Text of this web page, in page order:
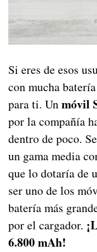
Si eres de esos
con mucha
para ti. Unmóvil
por la compañía
dentro de poco.
un gama media
que lo dotaría de
ser uno de los
batería más
por el cargador.
6.800 mAh!